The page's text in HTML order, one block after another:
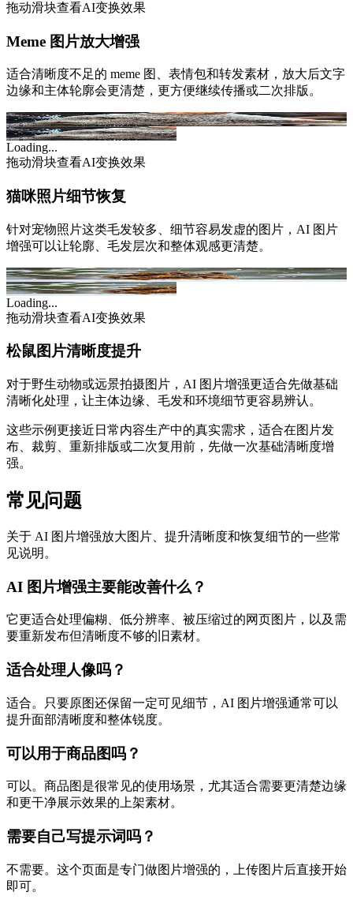
拖动滑块查看AI变换效果
Meme 图片放大增强
适合清晰度不足的 meme 图、表情包和转发素材，放大后文字
边缘和主体轮廓会更清楚，更方便继续传播或二次排版。
Original
AI Enhanced
Loading...
拖动滑块查看AI变换效果
猫咪照片细节恢复
针对宠物照片这类毛发较多、细节容易发虚的图片，AI 图片
增强可以让轮廓、毛发层次和整体观感更清楚。
Original
AI Enhanced
Loading...
拖动滑块查看AI变换效果
松鼠图片清晰度提升
对于野生动物或远景拍摄图片，AI 图片增强更适合先做基础
清晰化处理，让主体边缘、毛发和环境细节更容易辨认。
这些示例更接近日常内容生产中的真实需求，适合在图片发
布、裁剪、重新排版或二次复用前，先做一次基础清晰度增
强。
常见问题
关于 AI 图片增强放大图片、提升清晰度和恢复细节的一些常
见说明。
AI 图片增强主要能改善什么？
它更适合处理偏糊、低分辨率、被压缩过的网页图片，以及需
要重新发布但清晰度不够的旧素材。
适合处理人像吗？
适合。只要原图还保留一定可见细节，AI 图片增强通常可以
提升面部清晰度和整体锐度。
可以用于商品图吗？
可以。商品图是很常见的使用场景，尤其适合需要更清楚边缘
和更干净展示效果的上架素材。
需要自己写提示词吗？
不需要。这个页面是专门做图片增强的，上传图片后直接开始
即可。